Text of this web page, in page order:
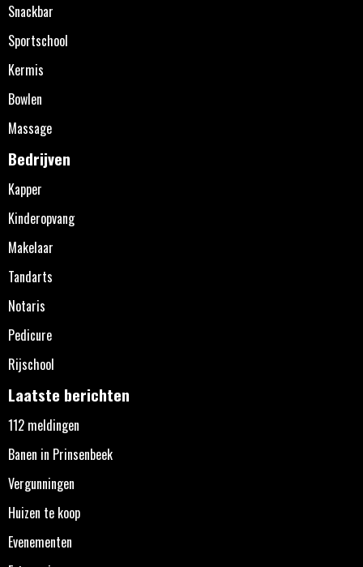
Snackbar
Sportschool
Kermis
Bowlen
Massage
Bedrijven
Kapper
Kinderopvang
Makelaar
Tandarts
Notaris
Pedicure
Rijschool
Laatste berichten
112 meldingen
Banen in Prinsenbeek
Vergunningen
Huizen te koop
Evenementen